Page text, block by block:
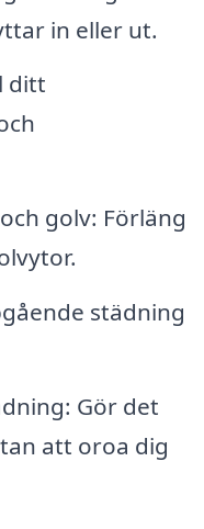
in eller ut.
ditt
golv: Förläng
städning
Gör det
att oroa dig